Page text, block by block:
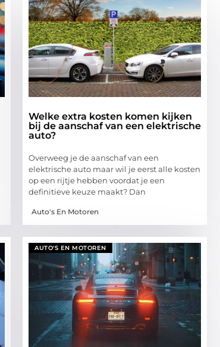
Welke extra kosten komen kijken
bij de aanschaf van een elektrische
auto?
Overweeg je de aanschaf van een
elektrische auto maar wil je eerst alle kosten
op een rijtje hebben voordat je een
definitieve keuze maakt? Dan
Auto's En Motoren
AUTO'S EN MOTOREN